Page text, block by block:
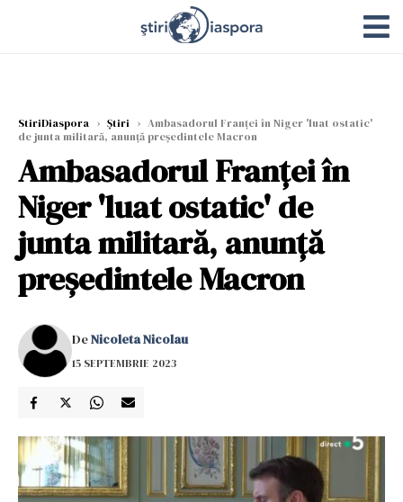
StiriDiaspora › Știri › Ambasadorul Franţei în Niger 'luat ostatic'
de junta militară, anunţă preşedintele Macron
Ambasadorul Franţei în
Niger 'luat ostatic' de
junta militară, anunţă
preşedintele Macron
DeNicoleta Nicolau
15 SEPTEMBRIE 2023